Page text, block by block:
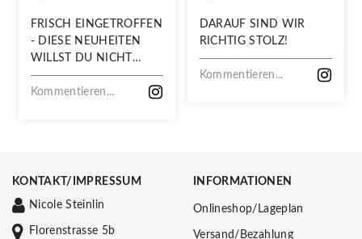
FRISCH EINGETROFFEN
- DIESE NEUHEITEN
WILLST DU NICHT
VERPASSEN!
Kommentieren...
DARAUF SIND WIR
RICHTIG STOLZ!
Kommentieren...
KONTAKT/IMPRESSUM
Nicole Steinlin
Florenstrasse 5b
INFORMATIONEN
Onlineshop/Lageplan
Versand/Bezahlung